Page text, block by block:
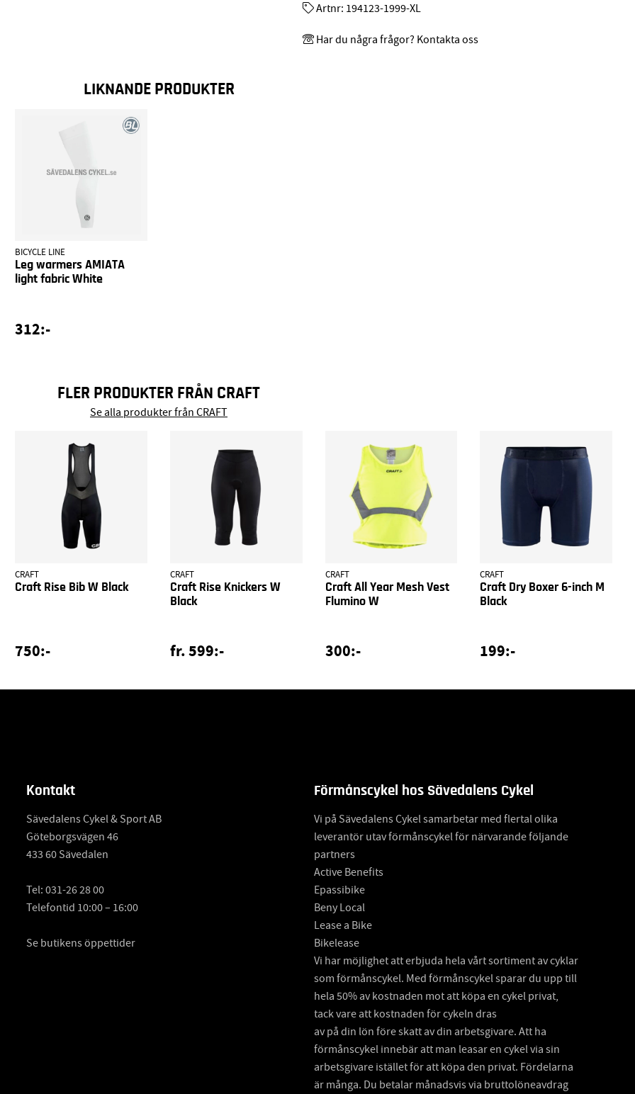
Artnr: 194123-1999-XL
Har du några frågor? Kontakta oss
LIKNANDE PRODUKTER
BICYCLE LINE
Leg warmers AMIATA
light fabric White
312:-
FLER PRODUKTER FRÅN CRAFT
Se alla produkter från CRAFT
CRAFT
Craft Rise Bib W Black
750:-
CRAFT
Craft Rise Knickers W
Black
fr. 599:-
CRAFT
Craft All Year Mesh Vest
Flumino W
300:-
CRAFT
Craft Dry Boxer 6-inch M
Black
199:-
Kontakt
Sävedalens Cykel & Sport AB
Göteborgsvägen 46
433 60 Sävedalen
Tel:031-26 28 00
Telefontid 10:00 – 16:00
Se butikens öppettider
Förmånscykel hos Sävedalens Cykel
Vi på Sävedalens Cykel samarbetar med flertal olika
leverantör utav förmånscykel för närvarande följande
partners
Active Benefits
Epassibike
Beny Local
Lease a Bike
Bikelease
Vi har möjlighet att erbjuda hela vårt sortiment av cyklar
som förmånscykel. Med förmånscykel sparar du upp till
hela 50% av kostnaden mot att köpa en cykel privat,
tack vare att kostnaden för cykeln dras
av på din lön före skatt av din arbetsgivare. Att ha
förmånscykel innebär att man leasar en cykel via sin
arbetsgivare istället för att köpa den privat. Fördelarna
är många. Du betalar månadsvis via bruttolöneavdrag